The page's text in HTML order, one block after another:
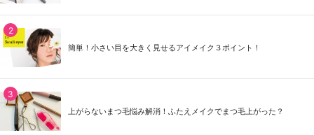
簡単！小さい目を大きく見せるアイメイク３ポイント！
上がらないまつ毛悩み解消！ふたえメイクでまつ毛上がった？